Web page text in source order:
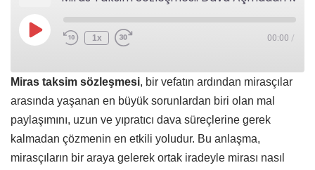
1x 00:00 /
Miras taksim sözleşmesi, bir vefatın ardından mirasçılar
arasında yaşanan en büyük sorunlardan biri olan mal
paylaşımını, uzun ve yıpratıcı dava süreçlerine gerek
kalmadan çözmenin en etkili yoludur. Bu anlaşma,
mirasçıların bir araya gelerek ortak iradeyle mirası nasıl